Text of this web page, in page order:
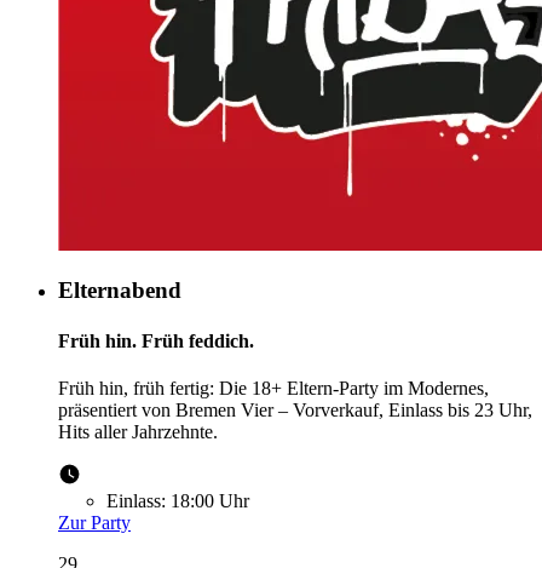
Elternabend
Früh hin. Früh feddich.
Früh hin, früh fertig: Die 18+ Eltern-Party im Modernes,
präsentiert von Bremen Vier – Vorverkauf, Einlass bis 23 Uhr,
Hits aller Jahrzehnte.
Einlass: 18:00 Uhr
Zur Party
29